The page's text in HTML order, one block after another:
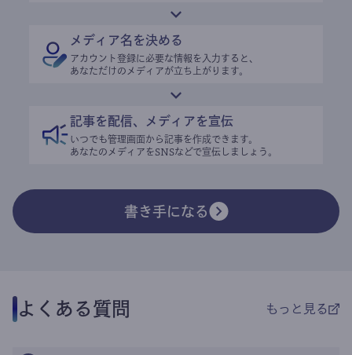
メディア名を決める
アカウント登録に必要な情報を入力すると、
あなただけのメディアが立ち上がります。
記事を配信、メディアを宣伝
いつでも管理画面から記事を作成できます。
あなたのメディアをSNSなどで宣伝しましょう。
書き手になる
よくある質問 もっと見る